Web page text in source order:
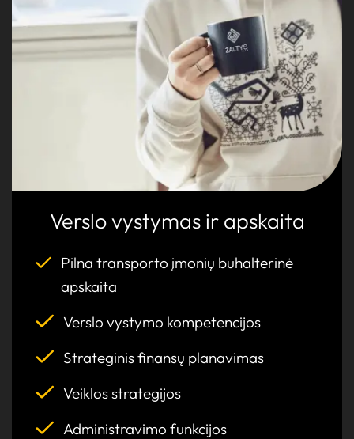
vadyba
Tachografų
analitika
Verslo vystymas ir apskaita
Pilna transporto įmonių buhalterinė
apskaita
Verslo vystymo kompetencijos
Strateginis finansų planavimas
Veiklos strategijos
Administravimo funkcijos